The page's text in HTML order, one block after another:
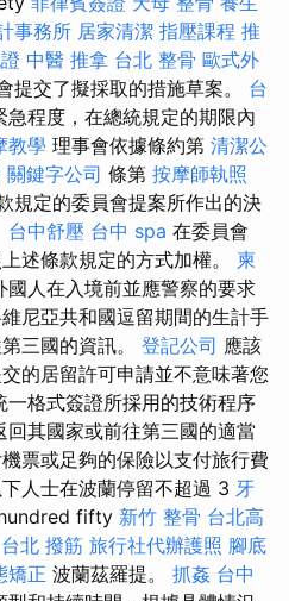
事務所 居家清潔 指壓課程 推
中醫 推拿 台北 整骨 歐式外
提交了擬採取的措施草案。 台
急程度，在總統規定的期限內
教學 理事會依據條約第 清潔公
關鍵字公司 條第 按摩師執照
規定的委員會提案所作出的決
台中舒壓 台中 spa 在委員會
述條款規定的方式加權。 柬
國人在入境前並應警察的要求
尼亞共和國逗留期間的生計手
三國的資訊。 登記公司 應該
的居留許可申請並不意味著您
格式簽證所採用的技術程序
其國家或前往第三國的適當
票或足夠的保險以支付旅行費
人士在波蘭停留不超過 3 牙
fifty 新竹 整骨 台北高
台北 撥筋 旅行社代辦護照 腳底
矯正 波蘭茲羅提。 抓姦 台中